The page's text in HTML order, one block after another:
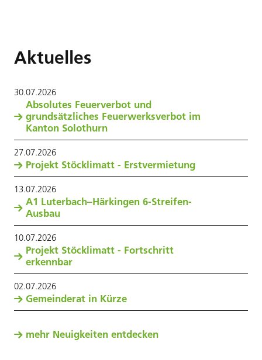
Aktuelles
30.07.2026
Absolutes Feuerverbot und
grundsätzliches Feuerwerksverbot im
Kanton Solothurn
27.07.2026
Projekt Stöcklimatt - Erstvermietung
13.07.2026
A1 Luterbach–Härkingen 6-Streifen-
Ausbau
10.07.2026
Projekt Stöcklimatt - Fortschritt
erkennbar
02.07.2026
Gemeinderat in Kürze
mehr Neuigkeiten entdecken